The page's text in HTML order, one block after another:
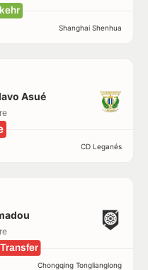
Shanghai Shenhua
Asué
CD Leganés
Chongqing Tonglianglong